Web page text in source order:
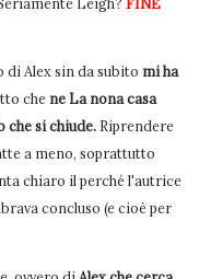
Alex sin da subito mi ha
che ne La nona casa
che si chiude. Riprendere
a meno, soprattutto
chiaro il perché l'autrice
concluso (e cioè per